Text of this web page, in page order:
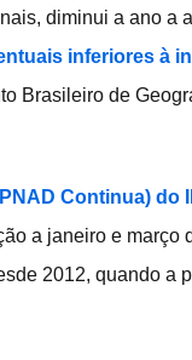
diminui a ano a
inferiores à
Brasileiro de
Continua) do
a janeiro e março
2012, quando a